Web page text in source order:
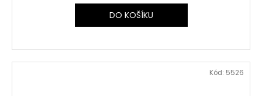
DO KOŠÍKU
Kód: 5526